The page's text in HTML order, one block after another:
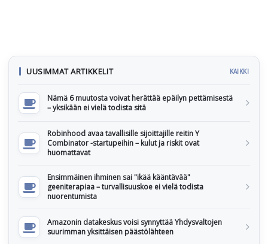
UUSIMMAT ARTIKKELIT KAIKKI
Nämä 6 muutosta voivat herättää epäilyn pettämisestä
– yksikään ei vielä todista sitä
Robinhood avaa tavallisille sijoittajille reitin Y
Combinator -startupeihin – kulut ja riskit ovat
huomattavat
Ensimmäinen ihminen sai "ikää kääntävää"
geeniterapiaa – turvallisuuskoe ei vielä todista
nuorentumista
Amazonin datakeskus voisi synnyttää Yhdysvaltojen
suurimman yksittäisen päästölähteen